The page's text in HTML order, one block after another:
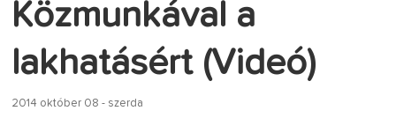
Közmunkával a
lakhatásért (Videó)
2014 október 08 - szerda